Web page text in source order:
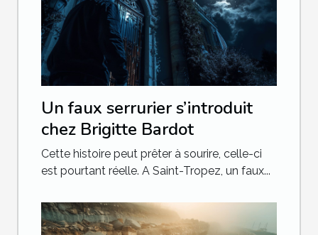
Un faux serrurier s’introduit
chez Brigitte Bardot
Cette histoire peut prêter à sourire, celle-ci
est pourtant réelle. A Saint-Tropez, un faux...